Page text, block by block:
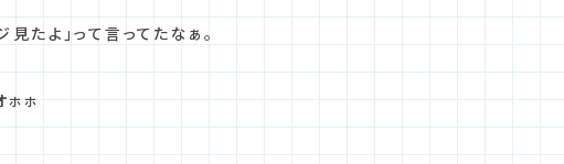
たよ」って言ってたなぁ。
ㇹㇹ